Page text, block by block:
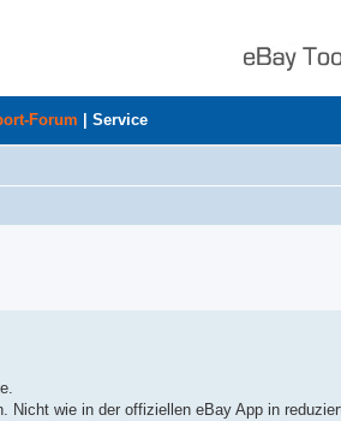
Forum Service
Nicht wie in der offiziellen eBay App in